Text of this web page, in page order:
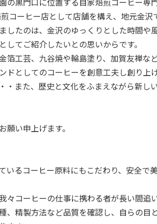
コーヒー店として店舗を構え、地元金
したのは、金沢のゆっくりとした時間
てご紹介したいとの思いからです。
箔工芸、九谷焼や輪島塗り、加賀友禅な
ドとしてのコーヒーを創意工夫し創り
・また、歴史と文化をふまえながら新し
い申上げます。
いるコーヒー原料にもこだわり、安全
々コーヒーの仕事に携わる者が長い間追
、精製方法など品質を確認し、自らの